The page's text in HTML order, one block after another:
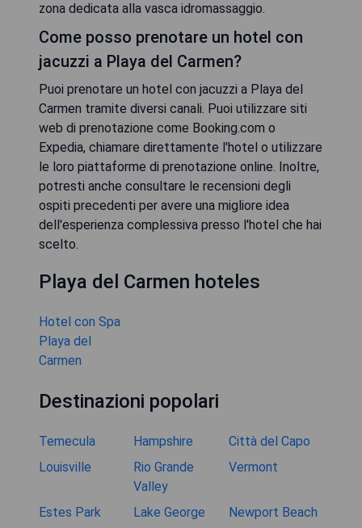
zona dedicata alla vasca idromassaggio.
Come posso prenotare un hotel con
jacuzzi a Playa del Carmen?
Puoi prenotare un hotel con jacuzzi a Playa del
Carmen tramite diversi canali. Puoi utilizzare siti
web di prenotazione come Booking.com o
Expedia, chiamare direttamente l'hotel o utilizzare
le loro piattaforme di prenotazione online. Inoltre,
potresti anche consultare le recensioni degli
ospiti precedenti per avere una migliore idea
dell'esperienza complessiva presso l'hotel che hai
scelto.
Playa del Carmen hoteles
Hotel con Spa
Playa del
Carmen
Destinazioni popolari
Temecula Hampshire
Città del Capo
Louisville
Rio Grande
Valley
Vermont
Estes Park Lake George Newport Beach